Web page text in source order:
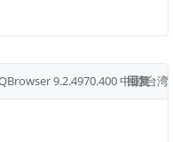
回复
9.2.4970.400中国 台湾